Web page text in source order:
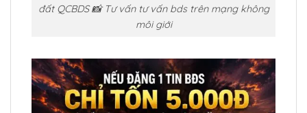
đất QCBDS 📸 Tư vấn tư vấn bds trên mạng không
môi giới